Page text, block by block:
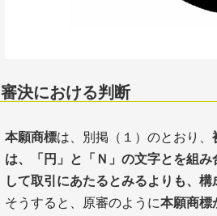
審決における判断
本願商標は、別掲（１）のとおり、
は、「円」と「Ｎ」の文字とを組み
して取引にあたるとみるよりも、
そうすると、原審のように本願商標